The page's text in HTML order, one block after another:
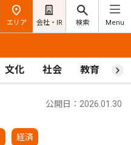
エリア 会社・IR 検索 Menu
文化 社会 教育 ス
経済
公開日：2026.01.30